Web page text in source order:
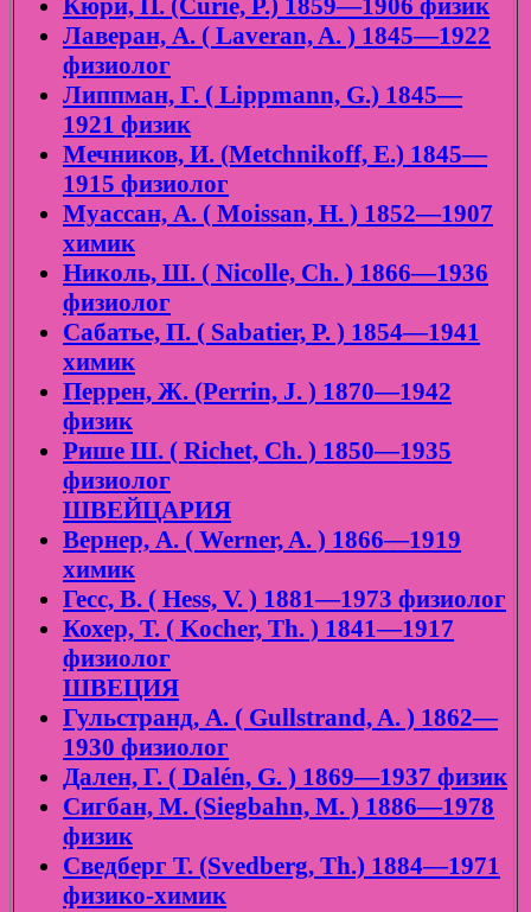
Кюри, П. (Curie, P.) 1859—1906 физик
Лаверан, А. ( Laveran, A. ) 1845—1922
физиолог
Липпман, Г. ( Lippmann, G.) 1845—
1921 физик
Мечников, И. (Metchnikoff, E.) 1845—
1915 физиолог
Муассан, А. ( Moissan, H. ) 1852—1907
химик
Николь, Ш. ( Nicolle, Ch. ) 1866—1936
физиолог
Сабатье, П. ( Sabatier, P. ) 1854—1941
химик
Перрен, Ж. (Perrin, J. ) 1870—1942
физик
Рише Ш. ( Richet, Ch. ) 1850—1935
физиолог
ШВЕЙЦАРИЯ
Вернер, А. ( Werner, A. ) 1866—1919
химик
Гесс, В. ( Hess, V. ) 1881—1973 физиолог
Кохер, Т. ( Kocher, Th. ) 1841—1917
физиолог
ШВЕЦИЯ
Гульстранд, А. ( Gullstrand, A. ) 1862—
1930 физиолог
Дален, Г. ( Dalén, G. ) 1869—1937 физик
Сигбан, М. (Siegbahn, M. ) 1886—1978
физик
Сведберг Т. (Svedberg, Th.) 1884—1971
физико-химик